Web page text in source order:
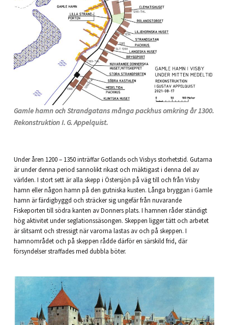
Gamle hamn och Strandgatans många packhus omkring år 1300.
Rekonstruktion I. G. Appelquist.
Under åren 1200 – 1350 inträffar Gotlands och Visbys storhetstid. Gutarna
är under denna period sannolikt rikast och mäktigast i denna del av
världen. I stort sett är alla skepp i Östersjön på väg till och från Visby
hamn eller någon hamn på den gutniska kusten. Långa bryggan i Gamle
hamn är färdigbyggd och sträcker sig ungefär från nuvarande
Fiskeporten till södra kanten av Donners plats. I hamnen råder ständigt
hög aktivitet under seglationssäsongen. Skeppen ligger tätt och arbetet
är slitsamt och stressigt när varorna lastas av och på skeppen. I
hamnområdet och på skeppen rådde därför en särskild frid, där
försyndelser straffades med dubbla böter.